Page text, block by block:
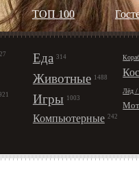
ТОП 100
Еда 314
Животные 1488
Игры 1003
Компьютерные 242
Лёд